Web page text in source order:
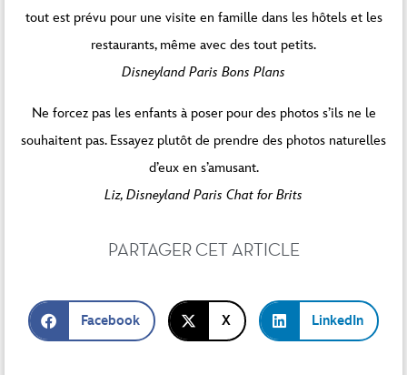
tout est prévu pour une visite en famille dans les hôtels et les
restaurants, même avec des tout petits.
Disneyland Paris Bons Plans
Ne forcez pas les enfants à poser pour des photos s’ils ne le
souhaitent pas. Essayez plutôt de prendre des photos naturelles
d’eux en s’amusant.
Liz, Disneyland Paris Chat for Brits
PARTAGER CET ARTICLE
Facebook X LinkedIn